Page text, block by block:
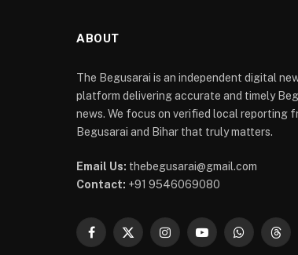
ABOUT
The Begusarai is an independent digital
platform delivering accurate and timely
news. We focus on verified local reporting
Begusarai and Bihar that truly matters.
Email Us: thebegusarai@gmail.com
Contact: +91 9546069080
Facebook
X
InstagramYouTubeWhatsApp